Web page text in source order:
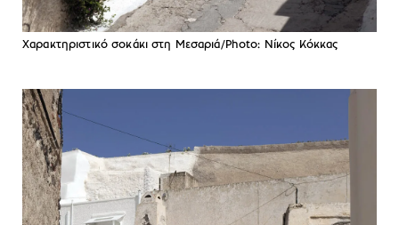
Χαρακτηριστικό σοκάκι στη Μεσαριά/Photo: Νίκος Κόκκας